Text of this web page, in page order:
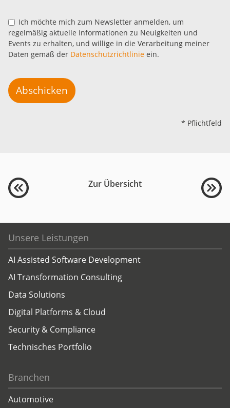
Ich möchte mich zum Newsletter anmelden, um
regelmäßig aktuelle Informationen zu Neuigkeiten und
Events zu erhalten, und willige in die Verarbeitung meiner
Daten gemäß der Datenschutzrichtlinie ein.
Abschicken
* Pflichtfeld
Zur Übersicht
Unsere Leistungen
AI Assisted Software Development
AI Transformation Consulting
Data Solutions
Digital Platforms & Cloud
Security & Compliance
Technisches Portfolio
Branchen
Automotive